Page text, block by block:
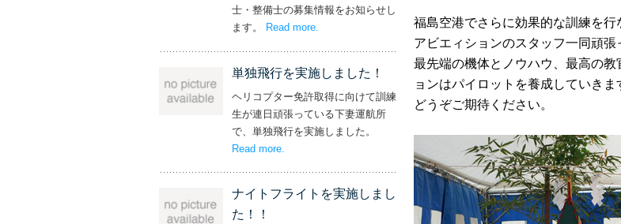
福島空港でさらに効果的な訓練を
アビエィションのスタッフ一同頑張
最先端の機体とノウハウ、最高の
ョンはパイロットを養成していきま
どうぞご期待ください。
士・整備士の募集情報をお知らせし
ます。
Read more– ‘飛行機・ヘリコプター 操縦士・整備士｜募集情報’
.
単独飛行を実施しました！
ヘリコプター免許取得に向けて訓練
生が連日頑張っている下妻運航所
で、単独飛行を実施しました。
Read more
ナイトフライトを実施しまし
た！！